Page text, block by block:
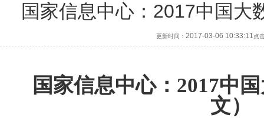
国家信息中心：2017中国大
更新时间： 2017-03-06 10:33:11点
国家信息中心： 2017中
文）